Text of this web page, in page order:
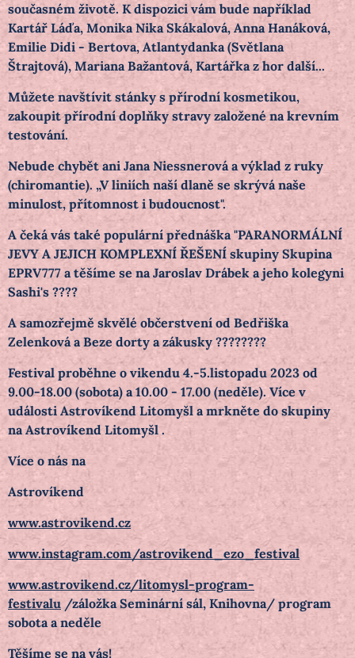
současném životě. K dispozici vám bude například
Kartář Láďa, Monika Nika Skákalová, Anna Hanáková,
Emilie Didi - Bertova, Atlantydanka (Světlana
Štrajtová), Mariana Bažantová, Kartářka z hor další...
Můžete navštívit stánky s přírodní kosmetikou,
zakoupit přírodní doplňky stravy založené na krevním
testování.
Nebude chybět ani Jana Niessnerová a výklad z ruky
(chiromantie). „V liniích naší dlaně se skrývá naše
minulost, přítomnost i budoucnost".
A čeká vás také populární přednáška "PARANORMÁLNÍ
JEVY A JEJICH KOMPLEXNÍ ŘEŠENÍ skupiny Skupina
EPRV777 a těšíme se na Jaroslav Drábek a jeho kolegyni
Sashi's ????
A samozřejmě skvělé občerstvení od Bedřiška
Zelenková a Beze dorty a zákusky ????????
Festival proběhne o vikendu 4.-5.listopadu 2023 od
9.00-18.00 (sobota) a 10.00 - 17.00 (neděle). Více v
události Astrovíkend Litomyšl a mrkněte do skupiny
na Astrovíkend Litomyšl .
Více o nás na
Astrovíkend
www.astrovikend.cz
www.instagram.com/astrovikend_ezo_festival
www.astrovikend.cz/litomysl-program-
festivalu /záložka Seminární sál, Knihovna/ program
sobota a neděle
Těšíme se na vás!